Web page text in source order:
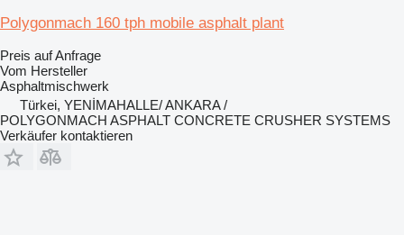
Polygonmach 160 tph mobile asphalt plant
Preis auf Anfrage
Vom Hersteller
Asphaltmischwerk
Türkei, YENİMAHALLE/ ANKARA /
POLYGONMACH ASPHALT CONCRETE CRUSHER SYSTEMS
Verkäufer kontaktieren